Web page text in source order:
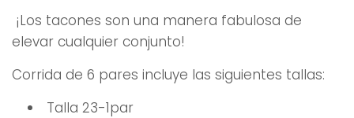
¡Los tacones son una manera fabulosa de
elevar cualquier conjunto!
Corrida de 6 pares incluye las siguientes tallas:
Talla 23-1par